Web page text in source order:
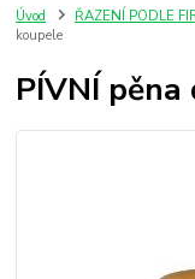
Úvod ŘAZENÍ PODLE
koupele
PÍVNÍ